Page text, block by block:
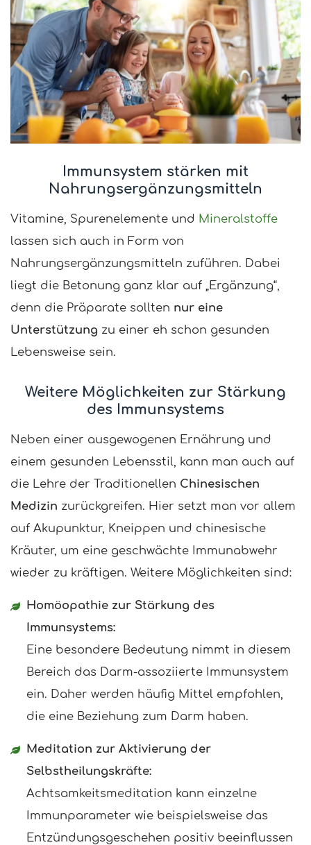
Immunsystem stärken mit
Nahrungsergänzungsmitteln
Vitamine, Spurenelemente und Mineralstoffe
lassen sich auch in Form von
Nahrungsergänzungsmitteln zuführen. Dabei
liegt die Betonung ganz klar auf „Ergänzung“,
denn die Präparate sollten nur eine
Unterstützung zu einer eh schon gesunden
Lebensweise sein.
Weitere Möglichkeiten zur Stärkung
des Immunsystems
Neben einer ausgewogenen Ernährung und
einem gesunden Lebensstil, kann man auch auf
die Lehre der Traditionellen Chinesischen
Medizin zurückgreifen. Hier setzt man vor allem
auf Akupunktur, Kneippen und chinesische
Kräuter, um eine geschwächte Immunabwehr
wieder zu kräftigen. Weitere Möglichkeiten sind:
Homöopathie zur Stärkung des
Immunsystems:
Eine besondere Bedeutung nimmt in diesem
Bereich das Darm-assoziierte Immunsystem
ein. Daher werden häufig Mittel empfohlen,
die eine Beziehung zum Darm haben.
Meditation zur Aktivierung der
Selbstheilungskräfte:
Achtsamkeitsmeditation kann einzelne
Immunparameter wie beispielsweise das
Entzündungsgeschehen positiv beeinflussen